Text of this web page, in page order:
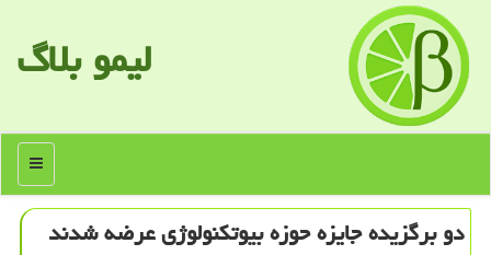
لیمو بلاگ
منو
دو برگزیده جایزه حوزه بیوتکنولوژی عرضه شدند